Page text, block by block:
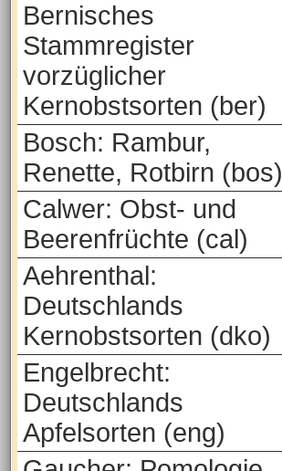
Bernisches
Stammregister
vorzüglicher
Kernobstsorten (ber)
Bosch: Rambur,
Renette, Rotbirn (bos)
Calwer: Obst- und
Beerenfrüchte (cal)
Aehrenthal:
Deutschlands
Kernobstsorten (dko)
Engelbrecht:
Deutschlands
Apfelsorten (eng)